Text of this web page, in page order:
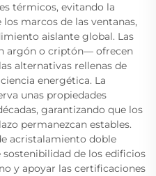
térmicos, evitando la
marcos de las ventanas,
aislante global. Las
argón o criptón— ofrecen
alternativas rellenas de
energética. La
unas propiedades
garantizando que los
permanezcan estables.
acristalamiento doble
de los edificios
y apoyar las certificaciones